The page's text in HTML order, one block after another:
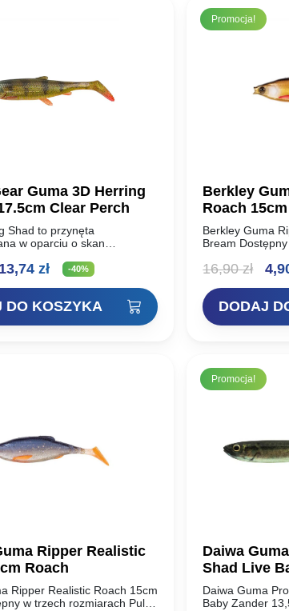
Guma 3D Herring
Clear Perch
Shad to przynęta
w oparciu o skan
ryb, takich jak
13,74 złAktualna
cena
wynosi:
-40%
DO KOSZYKA
Promocja!
Berkley
Roach
Berkley Guma
Bream
sytuacji!
16,90zł
cena
DODAJ
Ripper Realistic
Roach
Ripper Realistic Roach 15cm
w trzech rozmiarach Pulse
Promocja!
Daiwa
Shad Live
Daiwa Guma
Baby Zander